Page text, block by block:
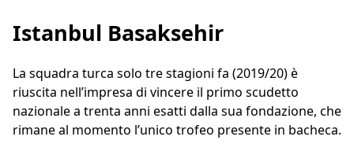
Istanbul Basaksehir
La squadra turca solo tre stagioni fa (2019/20) è
riuscita nell’impresa di vincere il primo scudetto
nazionale a trenta anni esatti dalla sua fondazione, che
rimane al momento l’unico trofeo presente in bacheca.